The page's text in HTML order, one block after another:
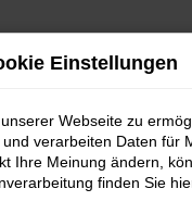
Einstellungen
Webseite zu
verarbeiten Daten für
Ihre Meinung ändern,
finden Sie